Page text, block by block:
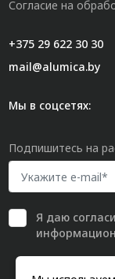
Согласие на
+375 29 622 30 30
mail@alumica.by
Мы в соцсетях:
Подпишитесь на
Я даю